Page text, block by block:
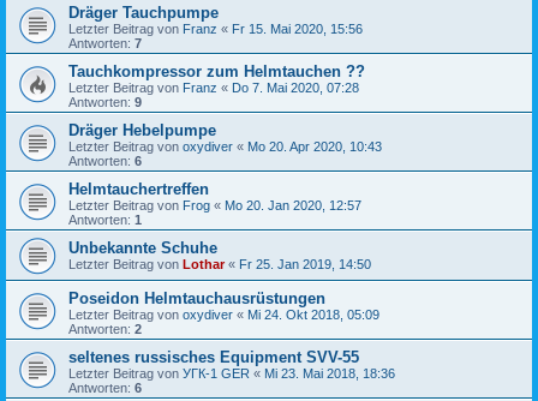
Dräger Tauchpumpe
Letzter Beitrag von Franz « Fr 15. Mai 2020, 15:56
Antworten: 7
Tauchkompressor zum Helmtauchen ??
Letzter Beitrag von Franz « Do 7. Mai 2020, 07:28
Antworten: 9
Dräger Hebelpumpe
Letzter Beitrag von oxydiver « Mo 20. Apr 2020, 10:43
Antworten: 6
Helmtauchertreffen
Letzter Beitrag von Frog « Mo 20. Jan 2020, 12:57
Antworten: 1
Unbekannte Schuhe
Letzter Beitrag von Lothar« Fr 25. Jan 2019, 14:50
Poseidon Helmtauchausrüstungen
Letzter Beitrag von oxydiver « Mi 24. Okt 2018, 05:09
Antworten: 2
seltenes russisches Equipment SVV-55
Letzter Beitrag von УГК-1 GER « Mi 23. Mai 2018, 18:36
Antworten: 6